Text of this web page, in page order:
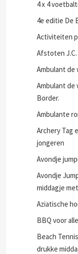
4 x 4
4e editie De
Activiteiten
Afstoten J.C.
Ambulant de
Ambulant de
Border.
Ambulante
Archery Tag
jongeren
Avondje
Avondje
middagje
Aziatische
BBQ voor
Beach
drukke